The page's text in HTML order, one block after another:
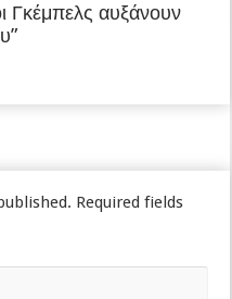
Γκέμπελς αυξάνουν
Required fields